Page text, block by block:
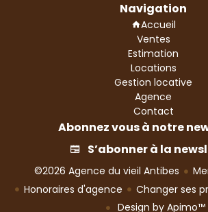
Navigation
Accueil
Ventes
Estimation
Locations
Gestion locative
Agence
Contact
Abonnez vous à notre
S’abonner à la
©2026 Agence du vieil Antibes
Honoraires d'agence
Changer ses
Design by Apimo™